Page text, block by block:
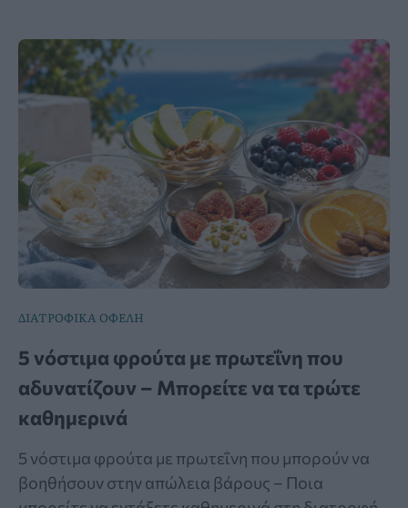
ΔΙΑΤΡΟΦΙΚΑ ΟΦΕΛΗ
5 νόστιμα φρούτα με πρωτεΐνη που
αδυνατίζουν – Μπορείτε να τα τρώτε
καθημερινά
5 νόστιμα φρούτα με πρωτεΐνη που μπορούν να
βοηθήσουν στην απώλεια βάρους – Ποια